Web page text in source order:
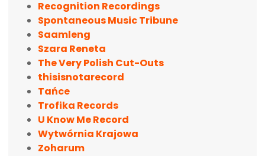
Recognition Recordings
Spontaneous Music Tribune
Saamleng
Szara Reneta
The Very Polish Cut-Outs
thisisnotarecord
Tańce
Trofika Records
U Know Me Record
Wytwórnia Krajowa
Zoharum